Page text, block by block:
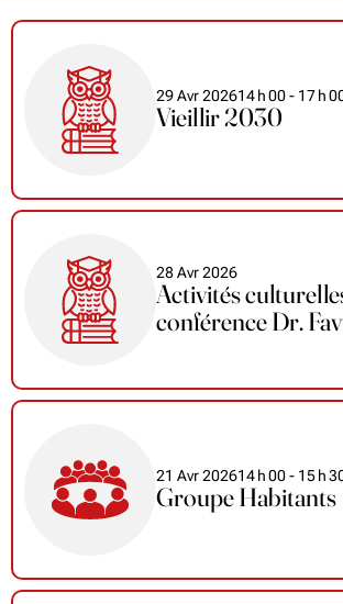
29 Avr 202614h00- 17h
Vieillir 2030
28 Avr 2026
Activités
conférence Dr.
21 Avr 202614h00- 15h
Groupe Habitants